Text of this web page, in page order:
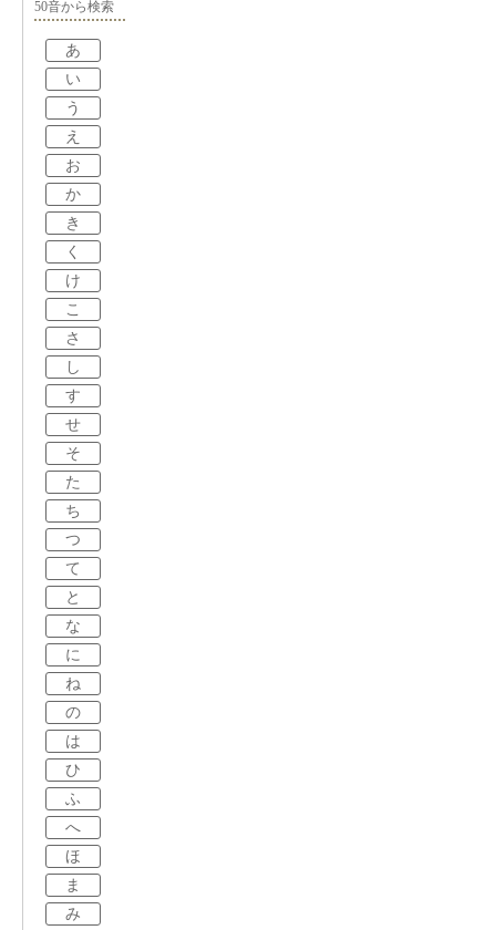
50音から検索
あ
い
う
え
お
か
き
く
け
こ
さ
し
す
せ
そ
た
ち
つ
て
と
な
に
ね
の
は
ひ
ふ
へ
ほ
ま
み